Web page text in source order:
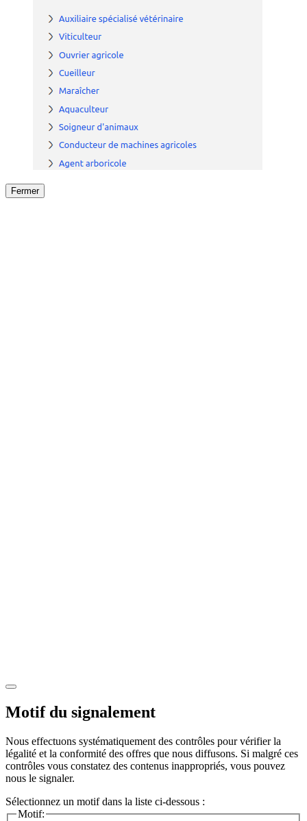
Fermer
Motif du signalement
Nous effectuons systématiquement des contrôles pour vérifier la
légalité et la conformité des offres que nous diffusons. Si malgré ces
contrôles vous constatez des contenus inappropriés, vous pouvez
nous le signaler.
Sélectionnez un motif dans la liste ci-dessous :
Motif: